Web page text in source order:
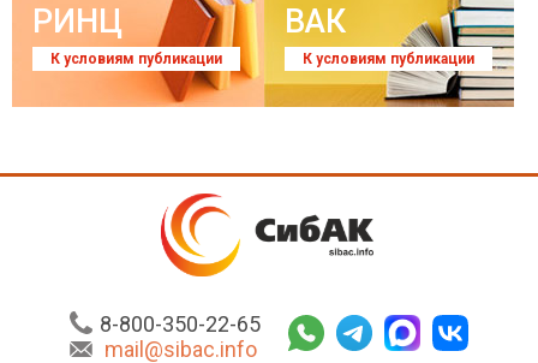
РИНЦ
К условиям публикации
ВАК
К условиям публикации
8-800-350-22-65
mail@sibac.info